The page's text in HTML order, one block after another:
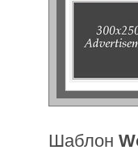
Шаблон